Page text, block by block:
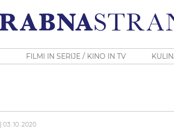
FILMI IN SERIJE / KINO IN TV
03. 10. 2020